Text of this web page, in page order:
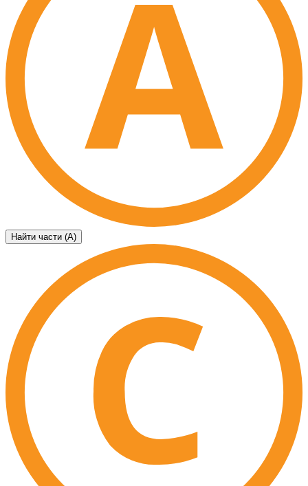
Найти части (А)